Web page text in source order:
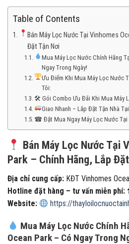
Table of Contents
Bán Máy Lọc Nước Tại Vinhomes
Đặt Tận Nơi
Mua Máy Lọc Nước Chính Hãng
Ngay Trong Ngày!
Ưu Điểm Khi Mua Máy Lọc Nước
Tôi:
🛠 Gói Combo Ưu Đãi Khi Mua Máy
Giao Nhanh – Lắp Đặt Tận Nhà
☎ Đặt Mua Ngay Máy Lọc Nước Tại
Bán Máy Lọc Nước Tại
Park – Chính Hãng, Lắp
Địa chỉ cung cấp: KĐT Vinhomes
Hotline đặt hàng – tư vấn miễn phí:
Website:
https://
Mua Máy Lọc Nước Chính
Ocean Park – Có Ngay Trong